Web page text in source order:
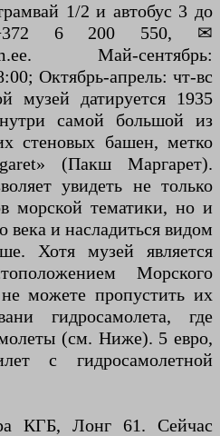
1/2 и автобус 3 до
6 200 550, ✉
Май-сентябрь:
Октябрь-апрель: чт-вс
музей датируется 1935
самой большой из
стеновых башен, метко
(Пакш Маргарет).
увидеть не только
морской тематики, но и
и насладиться видом
Хотя музей является
Морского
можете пропустить их
гидросамолета, где
(см. Ниже). 5 евро,
с гидросамолетной
КГБ, Лонг 61. Сейчас